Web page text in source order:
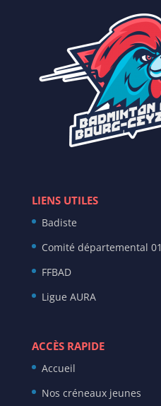
LIENS UTILES
Badiste
Comité départemental 01
FFBAD
Ligue AURA
ACCÈS RAPIDE
Accueil
Nos créneaux jeunes